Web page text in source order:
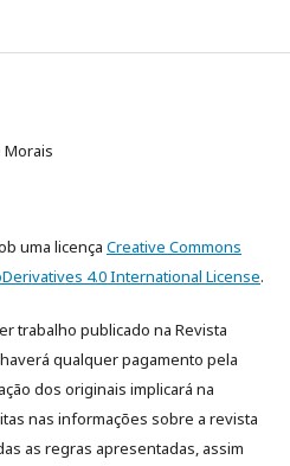
Morais
uma licença Creative Commons
4.0 International License.
trabalho publicado na Revista
qualquer pagamento pela
dos originais implicará na
nas informações sobre a revista
as regras apresentadas, assim